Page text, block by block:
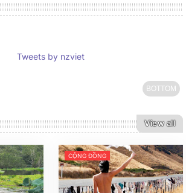
Tweets by nzviet
BOTTOM
View all
CỘNG ĐỒNG